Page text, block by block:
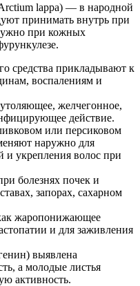
lappa) — в народной
принимать внутрь при
при кожных
средства прикладывают к
воспалениям и
желчегонное,
действие.
или персиковом
наружно для
и укрепления волос при
болезнях почек и
запорах, сахарном
жаропонижающее
и для заживления
выявлена
а молодые листья
активность.